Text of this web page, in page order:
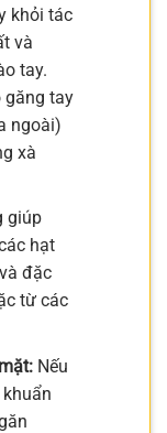
khỏi tác
và
tay.
găng tay
ngoài)
xà
giúp
hạt
đặc
từ các
Nếu